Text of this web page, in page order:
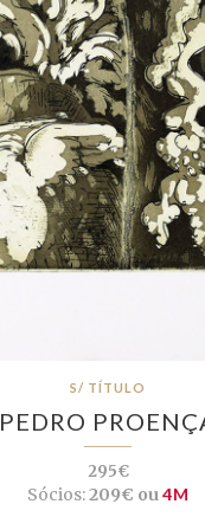
S/ TÍTULO
PEDRO
295€
Sócios:209€ ou4M